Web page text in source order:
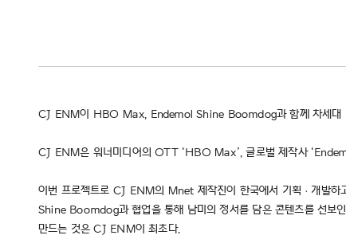
CJ ENM이 HBO Max, Endemol Shine Boomdog과 함께 차세대
CJ ENM은 워너미디어의 OTT ‘HBO Max’, 글로벌 제작사
이번 프로젝트로 CJ ENM의 Mnet 제작진이 한국에서 기획ㆍ개발
Shine Boomdog과 협업을 통해 남미의 정서를 담은 콘텐츠를 선보
만드는 것은 CJ ENM이 최초다.